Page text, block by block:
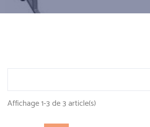
Affichage 1-3 de 3 article(s)